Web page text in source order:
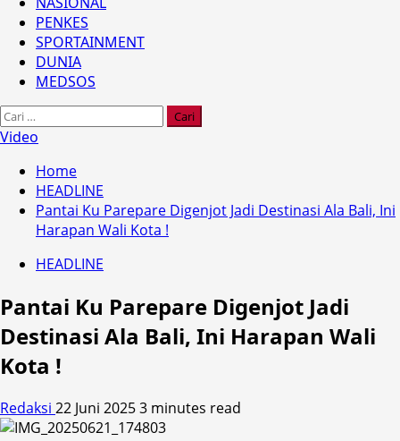
PENKES
SPORTAINMENT
DUNIA
MEDSOS
Cari
untuk:
Video
Home
HEADLINE
Pantai Ku Parepare Digenjot Jadi Destinasi Ala Bali, Ini
Harapan Wali Kota !
HEADLINE
Pantai Ku Parepare Digenjot Jadi
Destinasi Ala Bali, Ini Harapan Wali
Kota !
Redaksi 22 Juni 20253 minutes read